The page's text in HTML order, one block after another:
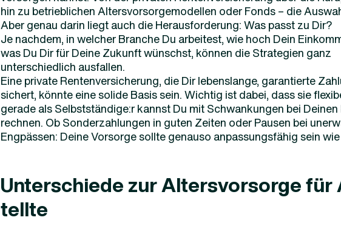
hin zu betrieblichen Altersvorsorgemodellen oder Fonds – die
Aber genau darin liegt auch die Herausforderung: Was passt zu Dir?
Je nachdem, in welcher Branche Du arbeitest, wie hoch Dein
was Du Dir für Deine Zukunft wünschst, können die Strategien ganz
unterschiedlich ausfallen.
Eine private Rentenversicherung, die Dir lebenslange, garantierte
sichert, könnte eine solide Basis sein. Wichtig ist dabei, dass sie
gerade als Selbstständige:r kannst Du mit Schwankungen bei Deinen
rechnen. Ob Sonderzahlungen in guten Zeiten oder Pausen bei
Engpässen: Deine Vorsorge sollte genauso anpassungsfähig sein
Unterschiede zur Altersvorsorge für
tellte